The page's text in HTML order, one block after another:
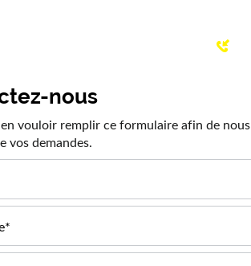
nous
vouloir remplir ce formulaire afin de nous
vos demandes.